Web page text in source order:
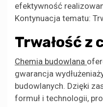
efektywność
Kontynuacja tematu:
Trwałość z
Chemia budowlana
gwarancja
budowlanych. Dzięki
formuł i technologii,